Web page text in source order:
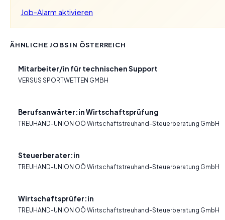
Job-Alarm aktivieren
ÄHNLICHE JOBS IN ÖSTERREICH
Mitarbeiter/in für technischen Support
VERSUS SPORTWETTEN GMBH
Berufsanwärter:in Wirtschaftsprüfung
TREUHAND-UNION OÖ Wirtschaftstreuhand-Steuerberatung GmbH
Steuerberater:in
TREUHAND-UNION OÖ Wirtschaftstreuhand-Steuerberatung GmbH
Wirtschaftsprüfer:in
TREUHAND-UNION OÖ Wirtschaftstreuhand-Steuerberatung GmbH